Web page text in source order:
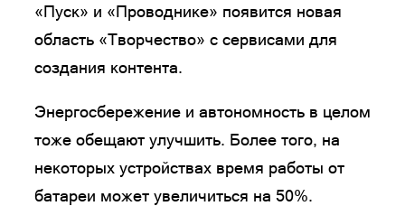
«Пуск» и «Проводнике» появится новая
область «Творчество» с сервисами для
создания контента.
Энергосбережение и автономность в целом
тоже обещают улучшить. Более того, на
некоторых устройствах время работы от
батареи может увеличиться на 50%.